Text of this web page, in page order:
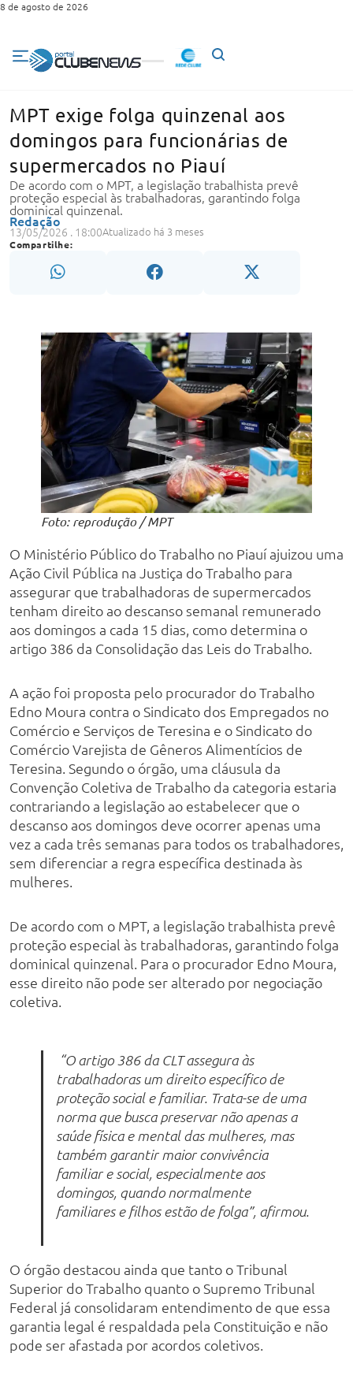
8 de agosto de 2026
MPT exige folga quinzenal aos
domingos para funcionárias de
supermercados no Piauí
De acordo com o MPT, a legislação trabalhista prevê
proteção especial às trabalhadoras, garantindo folga
dominical quinzenal.
Redação
13/05/2026 . 18:00Atualizado há 3 meses
Compartilhe:
Foto: reprodução / MPT
O Ministério Público do Trabalho no Piauí ajuizou uma
Ação Civil Pública na Justiça do Trabalho para
assegurar que trabalhadoras de supermercados
tenham direito ao descanso semanal remunerado
aos domingos a cada 15 dias, como determina o
artigo 386 da Consolidação das Leis do Trabalho.
A ação foi proposta pelo procurador do Trabalho
Edno Moura contra o Sindicato dos Empregados no
Comércio e Serviços de Teresina e o Sindicato do
Comércio Varejista de Gêneros Alimentícios de
Teresina. Segundo o órgão, uma cláusula da
Convenção Coletiva de Trabalho da categoria estaria
contrariando a legislação ao estabelecer que o
descanso aos domingos deve ocorrer apenas uma
vez a cada três semanas para todos os trabalhadores,
sem diferenciar a regra específica destinada às
mulheres.
De acordo com o MPT, a legislação trabalhista prevê
proteção especial às trabalhadoras, garantindo folga
dominical quinzenal. Para o procurador Edno Moura,
esse direito não pode ser alterado por negociação
coletiva.
“O artigo 386 da CLT assegura às
trabalhadoras um direito específico de
proteção social e familiar. Trata-se de uma
norma que busca preservar não apenas a
saúde física e mental das mulheres, mas
também garantir maior convivência
familiar e social, especialmente aos
domingos, quando normalmente
familiares e filhos estão de folga”, afirmou.
O órgão destacou ainda que tanto o Tribunal
Superior do Trabalho quanto o Supremo Tribunal
Federal já consolidaram entendimento de que essa
garantia legal é respaldada pela Constituição e não
pode ser afastada por acordos coletivos.